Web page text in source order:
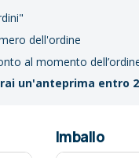
dell'ordine
al momento
un'anteprima entro
Imballo